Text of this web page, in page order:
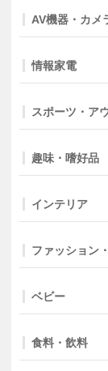
AV機器・カメ
情報家電
スポーツ・ア
趣味・嗜好品
インテリア
ファッション
ベビー
食料・飲料